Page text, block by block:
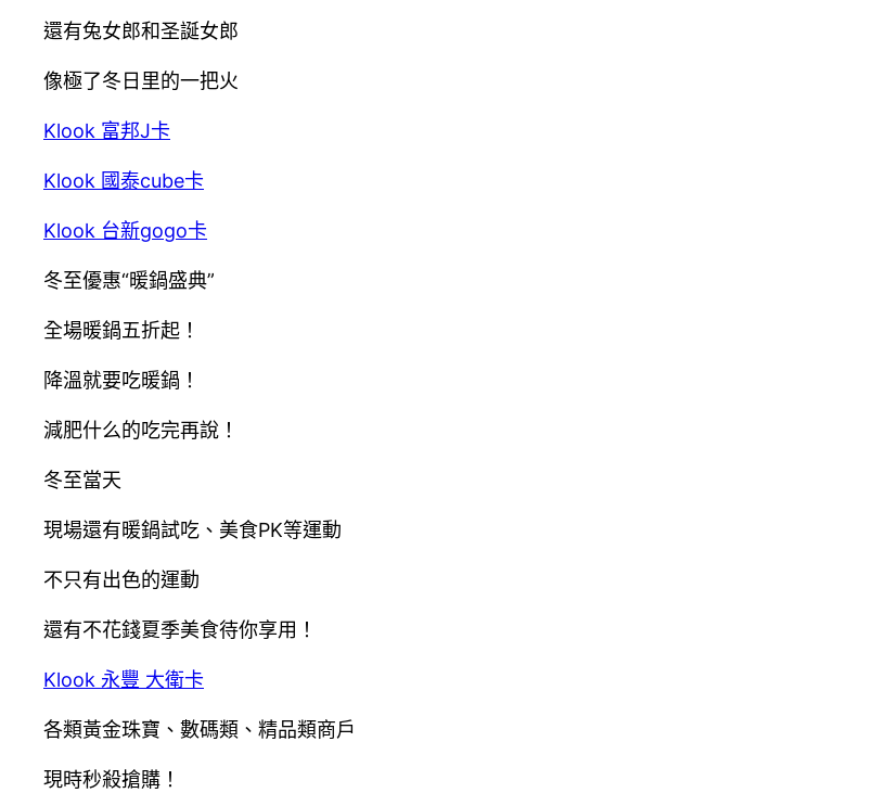
還有兔女郎和圣誕女郎
像極了冬日里的一把火
Klook 富邦J卡
Klook 國泰cube卡
Klook 台新gogo卡
冬至優惠“暖鍋盛典”
全場暖鍋五折起！
降溫就要吃暖鍋！
減肥什么的吃完再說！
冬至當天
現場還有暖鍋試吃、美食PK等運動
不只有出色的運動
還有不花錢夏季美食待你享用！
Klook 永豐 大衛卡
各類黃金珠寶、數碼類、精品類商戶
現時秒殺搶購！